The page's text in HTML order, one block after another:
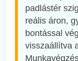
padlástér
reális áron,
bontással
visszaállítva